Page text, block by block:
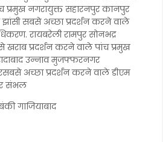
प्रमुख नगरायुक्त सहारनपुर कानपुर
झांसी सबसे अच्छा प्रदर्शन करने वाले
रायबरेली रामपुर सोनभद्र
प्रदर्शन करने वाले पांच प्रमुख
उन्नाव मुजफ्फरनगर
अच्छा प्रदर्शन करने वाले डीएम
संभल
गाजियाबाद